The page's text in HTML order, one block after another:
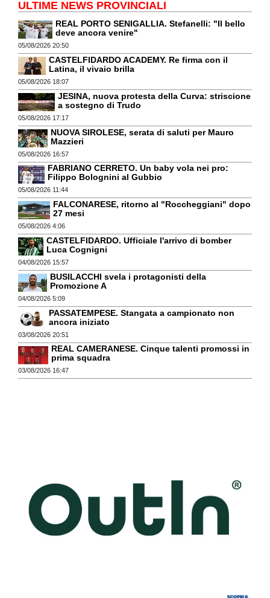
ULTIME NEWS PROVINCIALI
REAL PORTO SENIGALLIA. Stefanelli: "Il bello
deve ancora venire"
05/08/2026 20:50
CASTELFIDARDO ACADEMY. Re firma con il
Latina, il vivaio brilla
05/08/2026 18:07
JESINA, nuova protesta della Curva: striscione
a sostegno di Trudo
05/08/2026 17:17
NUOVA SIROLESE, serata di saluti per Mauro
Mazzieri
05/08/2026 16:57
FABRIANO CERRETO. Un baby vola nei pro:
Filippo Bolognini al Gubbio
05/08/2026 11:44
FALCONARESE, ritorno al "Roccheggiani" dopo
27 mesi
05/08/2026 4:06
CASTELFIDARDO. Ufficiale l'arrivo di bomber
Luca Cognigni
04/08/2026 15:57
BUSILACCHI svela i protagonisti della
Promozione A
04/08/2026 5:09
PASSATEMPESE. Stangata a campionato non
ancora iniziato
03/08/2026 20:51
REAL CAMERANESE. Cinque talenti promossi in
prima squadra
03/08/2026 16:47